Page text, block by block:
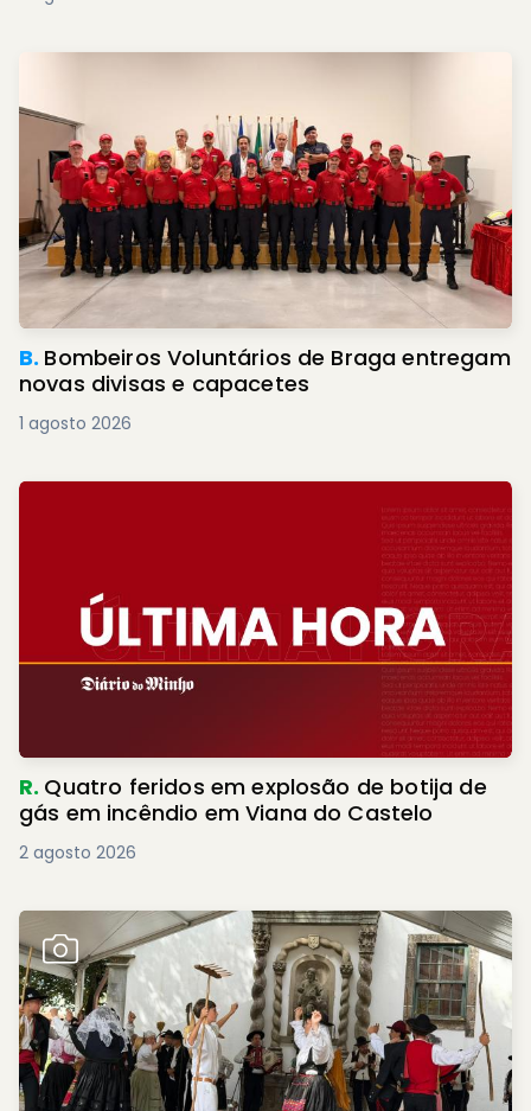
B. Bombeiros Voluntários de Braga entregam
novas divisas e capacetes
1 agosto 2026
R. Quatro feridos em explosão de botija de
gás em incêndio em Viana do Castelo
2 agosto 2026